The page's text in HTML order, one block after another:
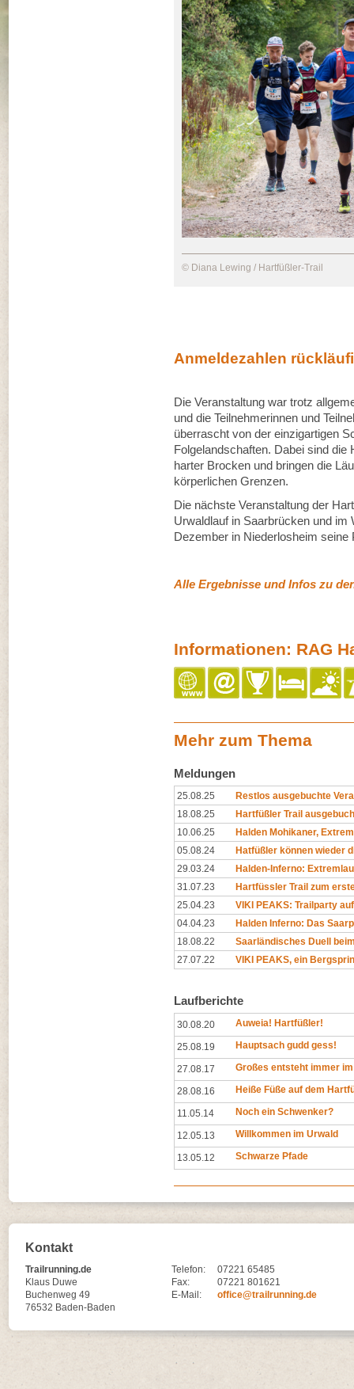
© Diana Lewing / Hartfüßler-Trail
Anmeldezahlen
Die Veranstaltung war trotz
und die Teilnehmerinnen und
überrascht von der einzigartigen
Folgelandschaften. Dabei sind die
harter Brocken und bringen die
körperlichen Grenzen.
Die nächste Veranstaltung der
Urwaldlauf in Saarbrücken und im
Dezember in Niederlosheim seine
Alle Ergebnisse und Infos zu
Informationen: RAG
Mehr zum Thema
Meldungen
25.08.25
Restlos ausgebuchte
18.08.25
Hartfüßler Trail
10.06.25
Halden Mohikaner,
05.08.24
Hatfüßler können wieder
29.03.24
Halden-Inferno:
31.07.23
Hartfüssler Trail zum
25.04.23
VIKI PEAKS: Trailparty
04.04.23
Halden Inferno: Das
18.08.22
Saarländisches Duell
27.07.22
VIKI PEAKS, ein
Laufberichte
30.08.20 Auweia! Hartfüßler!
25.08.19 Hauptsach gudd gess!
27.08.17 Großes entsteht immer
28.08.16 Heiße Füße auf dem
11.05.14 Noch ein Schwenker?
12.05.13 Willkommen im Urwald
13.05.12 Schwarze Pfade
Kontakt
Trailrunning.de
Klaus Duwe
Buchenweg 49
76532 Baden-Baden
Telefon:
07221 65485
Fax:
07221 801621
E-Mail:
office@trailrunning.de